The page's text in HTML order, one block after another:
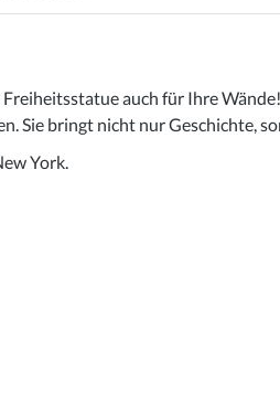
auch für Ihre
Sie bringt nicht nur Geschichte,
York.